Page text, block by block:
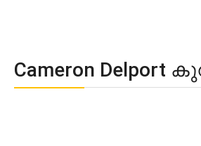
Cameron Delport